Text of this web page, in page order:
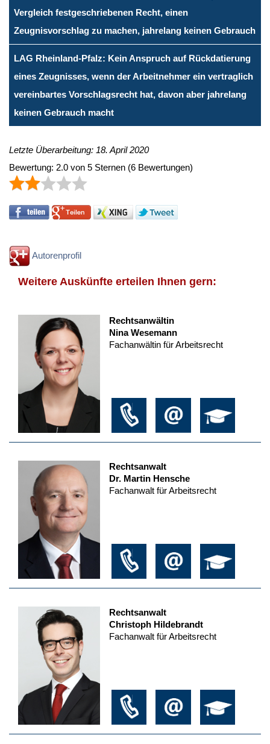
Vergleich festgeschriebenen Recht, einen
Zeugnisvorschlag zu machen, jahrelang keinen Gebrauch
LAG Rheinland-Pfalz: Kein Anspruch auf Rückdatierung
eines Zeugnisses, wenn der Arbeitnehmer ein vertraglich
vereinbartes Vorschlagsrecht hat, davon aber jahrelang
keinen Gebrauch macht
Letzte Überarbeitung: 18. April 2020
Bewertung: 2.0 von 5 Sternen (6 Bewertungen)
Autorenprofil
Weitere Auskünfte erteilen Ihnen gern:
Rechtsanwältin
Nina Wesemann
Fachanwältin für Arbeitsrecht
Rechtsanwalt
Dr. Martin Hensche
Fachanwalt für Arbeitsrecht
Rechtsanwalt
Christoph Hildebrandt
Fachanwalt für Arbeitsrecht